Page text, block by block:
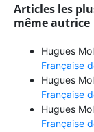
Articles les
même autrice
Hugues
Française
Hugues
Française
Hugues
Française